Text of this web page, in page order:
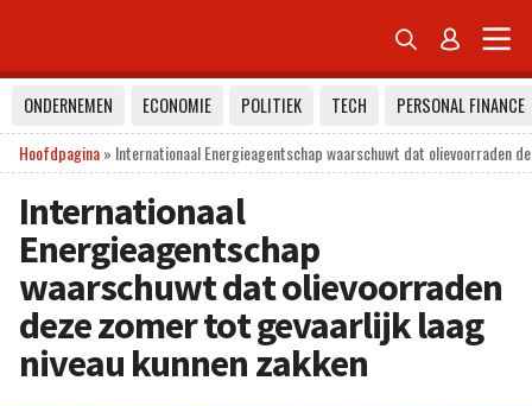
 
ONDERNEMEN ECONOMIE POLITIEK TECH
PERSONAL FINANCE
Hoofdpagina» Internationaal Energieagentschap waarschuwt dat olievoorraden
Internationaal
Energieagentschap
waarschuwt dat olievoorraden
deze zomer tot gevaarlijk laag
niveau kunnen zakken